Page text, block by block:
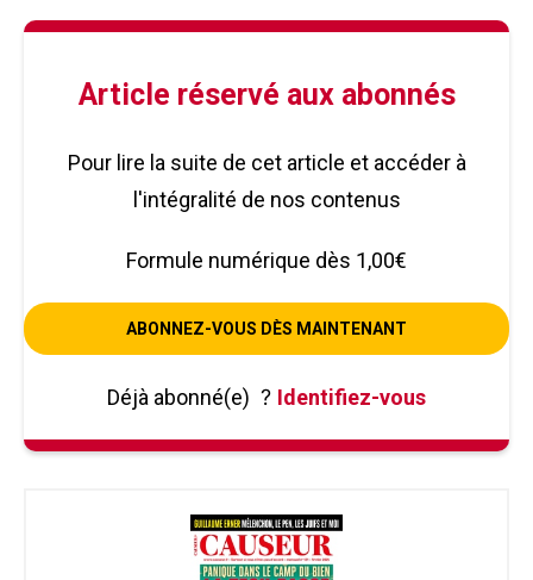
Article réservé aux abonnés
Pour lire la suite de cet article et accéder à
l'intégralité de nos contenus
Formule numérique dès 1,00€
ABONNEZ-VOUS DÈS MAINTENANT
Déjà abonné(e) ? Identifiez-vous